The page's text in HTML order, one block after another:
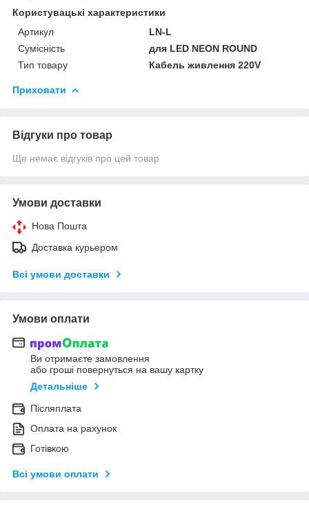
Користувацькі характеристики
Артикул
LN-L
Сумісність
для LED NEON ROUND
Тип товару
Кабель живлення 220V
Приховати
Відгуки про товар
Ще немає відгуків про цей товар
Умови доставки
Нова Пошта
Доставка курьером
Всі умови доставки
Умови оплати
Ви отримаєте замовлення
або гроші повернуться на вашу картку
Детальніше
Післяплата
Оплата на рахунок
Готівкою
Всі умови оплати